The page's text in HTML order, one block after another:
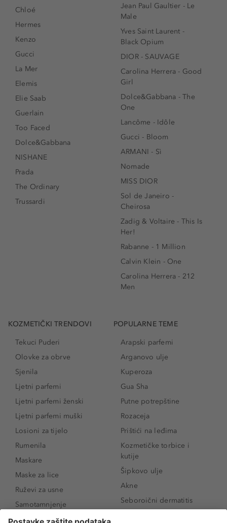
Chloé
Hermes
Kenzo
Gucci
La Mer
Elemis
Elie Saab
Guerlain
Too Faced
Dolce&Gabbana
NISHANE
Prada
The Ordinary
Trussardi
Jean Paul Gaultier - Le
Male
Yves Saint Laurent -
Black Opium
DIOR - SAUVAGE
Carolina Herrera - Good
Girl
Dolce&Gabbana - The
One
Lancôme - Idôle
Gucci - Bloom
ARMANI - Sì
Nomade
MISS DIOR
Sol de Janeiro -
Cheirosa
Zadig & Voltaire - This Is
Her!
Rabanne - 1 Million
Calvin Klein - One
Carolina Herrera - 212
Men
KOZMETIČKI TRENDOVI
Tekuci Puderi
Olovke za obrve
Sjenila
Ljetni parfemi
Ljetni parfemi ženski
Ljetni parfemi muški
Losioni za tijelo
Rumenila
Maskare
Maske za lice
Ruževi za usne
Samotamnjenje
Puderi
POPULARNE TEME
Arapski parfemi
Arganovo ulje
Kuperoza
Gua Sha
Putne potrepštine
Rozaceja
Prištići na leđima
Kozmetičke torbice i
kutije
Šipkovo ulje
Akne
Seboroični dermatitis